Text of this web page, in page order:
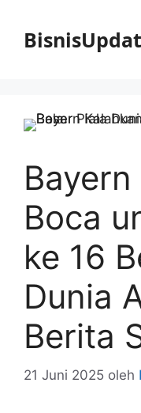
Boca
ke 16
Dunia
Berita
21 Juni 2025 oleh